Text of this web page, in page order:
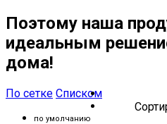
Поэтому наша
идеальным
дома!
По сетке Списком
по умолчанию